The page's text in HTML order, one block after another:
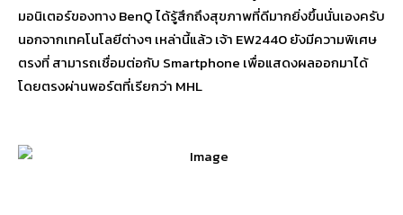
มอนิเตอร์ของทาง BenQ ได้รู้สึกถึงสุขภาพที่ดีมากยิ่งขึ้นนั่นเองครับ
นอกจากเทคโนโลยีต่างๆ เหล่านี้แล้ว เจ้า EW2440 ยังมีความพิเศษ
ตรงที่ สามารถเชื่อมต่อกับ Smartphone เพื่อแสดงผลออกมาได้
โดยตรงผ่านพอร์ตที่เรียกว่า MHL